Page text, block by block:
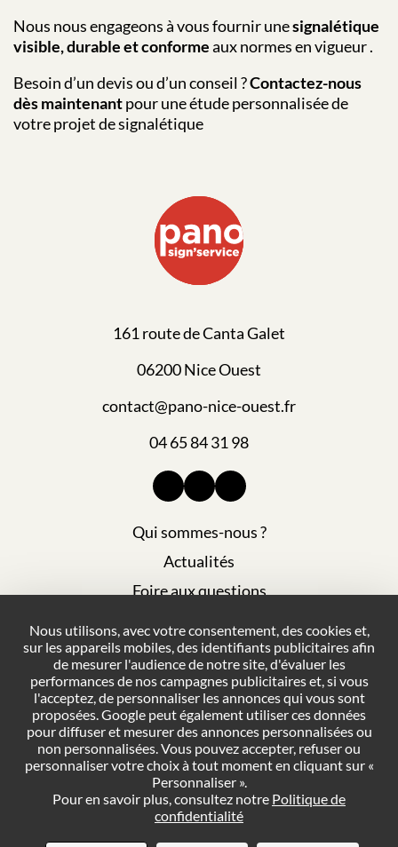
Nous nous engageons à vous fournir unesignalétique
visible, durable et conformeaux normes en vigueur .
Besoin d’un devis ou d’un conseil ?Contactez-nous
dès maintenantpour une étude personnalisée de
votre projet de signalétique
161 route de Canta Galet
06200 Nice Ouest
contact@pano-nice-ouest.fr
04 65 84 31 98
Qui sommes-nous ?
Actualités
Foire aux questions
Plan du site
Politique de confidentialité
Conditions générales de vente
Gestion des cookies
NOUS CONTACTER
DEMANDER UN DEVIS
Nous utilisons, avec votre consentement, des cookies et,
sur les appareils mobiles, des identifiants publicitaires afin
de mesurer l'audience de notre site, d'évaluer les
performances de nos campagnes publicitaires et, si vous
l'acceptez, de personnaliser les annonces qui vous sont
proposées. Google peut également utiliser ces données
pour diffuser et mesurer des annonces personnalisées ou
non personnalisées. Vous pouvez accepter, refuser ou
personnaliser votre choix à tout moment en cliquant sur «
Personnaliser ».
Pour en savoir plus, consultez notre Politique de
confidentialité